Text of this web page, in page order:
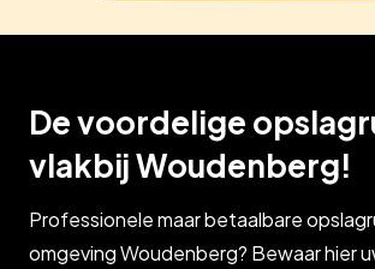
De voordelige
vlakbij Woudenberg!
Professionele maar betaalbare
omgeving Woudenberg? Bewaar hier